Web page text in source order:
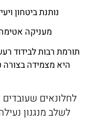
נותנת ביטחון
מעניקה
תורמת רבות לבידוד
היא מצמידה בצורה
לחלונאים
לשלב מנגנון